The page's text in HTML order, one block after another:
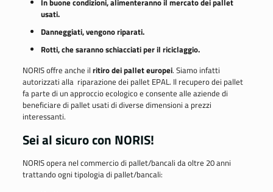
In buone condizioni, alimenteranno il mercato dei pallet
usati.
Danneggiati, vengono riparati.
Rotti, che saranno schiacciati per il riciclaggio.
NORIS offre anche il ritiro dei pallet europei. Siamo infatti
autorizzati alla riparazione dei pallet EPAL. Il recupero dei pallet
fa parte di un approccio ecologico e consente alle aziende di
beneficiare di pallet usati di diverse dimensioni a prezzi
interessanti.
Sei al sicuro con NORIS!
NORIS opera nel commercio di pallet/bancali da oltre 20 anni
trattando ogni tipologia di pallet/bancali: